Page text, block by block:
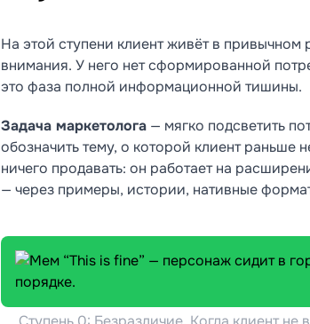
На этой ступени клиент живёт в привычном
внимания. У него нет сформированной
это фаза полной информационной тишины.
Задача маркетолога — мягко подсветить
обозначить тему, о которой клиент раньше
ничего продавать: он работает на
— через примеры, истории, нативные